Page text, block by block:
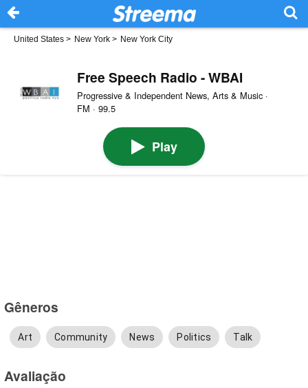
United States > New York > New York City
Free Speech Radio - WBAI
Progressive & Independent News, Arts & Music ·
FM · 99.5
Play
Gêneros
Art Community News Politics Talk
Avaliação